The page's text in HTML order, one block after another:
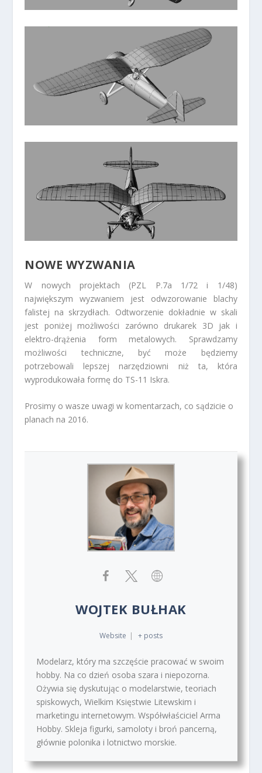
NOWE WYZWANIA
W nowych projektach (PZL P.7a 1/72 i 1/48)
największym wyzwaniem jest odwzorowanie blachy
falistej na skrzydłach. Odtworzenie dokładnie w skali
jest poniżej możliwości zarówno drukarek 3D jak i
elektro-drążenia form metalowych. Sprawdzamy
możliwości techniczne, być może będziemy
potrzebowali lepszej narzędziowni niż ta, która
wyprodukowała formę do TS-11 Iskra.
Prosimy o wasze uwagi w komentarzach, co sądzicie o
planach na 2016.
WOJTEK BUŁHAK
Website | + posts
Modelarz, który ma szczęście pracować w swoim
hobby. Na co dzień osoba szara i niepozorna.
Ożywia się dyskutując o modelarstwie, teoriach
spiskowych, Wielkim Księstwie Litewskim i
marketingu internetowym. Współwłaściciel Arma
Hobby. Skleja figurki, samoloty i broń pancerną,
głównie polonika i lotnictwo morskie.